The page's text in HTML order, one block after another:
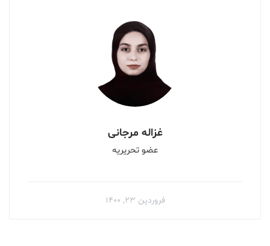
غزاله مرجانی
عضو تحریریه
فروردین ۲۳, ۱۴۰۰